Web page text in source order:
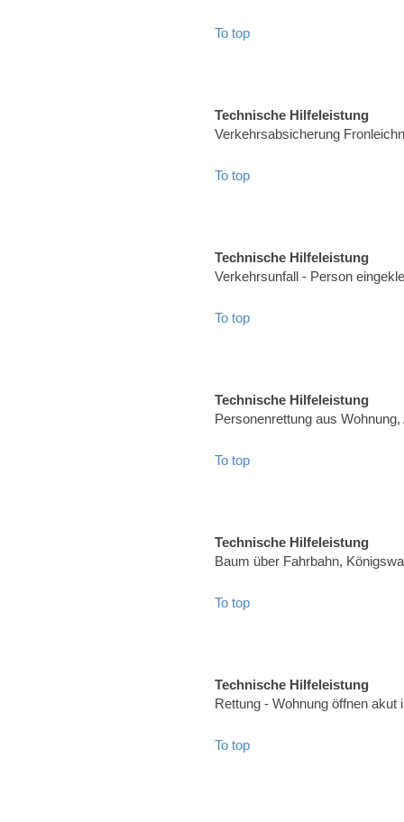
To top
Technische Hilfeleistung
Verkehrsabsicherung
To top
Technische Hilfeleistung
Verkehrsunfall - Person
To top
Technische Hilfeleistung
Personenrettung aus
To top
Technische Hilfeleistung
Baum über Fahrbahn,
To top
Technische Hilfeleistung
Rettung - Wohnung öffnen
To top